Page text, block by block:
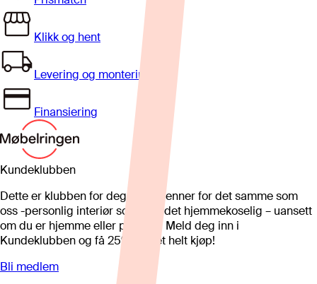
Klikk og hent
Levering og montering
Finansiering
Kundeklubben
Dette er klubben for deg som brenner for det samme som
oss -personlig interiør som gjør det hjemmekoselig – uansett
om du er hjemme eller på hytta. Meld deg inn i
Kundeklubben og få 25%* på et helt kjøp!
Bli medlem